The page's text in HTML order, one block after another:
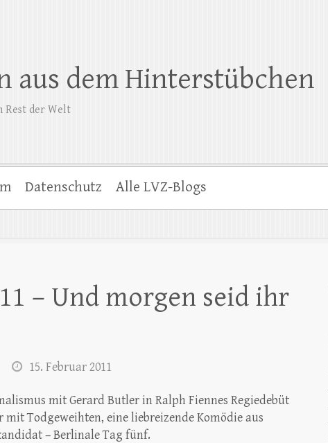
aus dem Hinterstübchen
Rest der Welt
Datenschutz Alle LVZ-Blogs
– Und morgen seid ihr
15. Februar 2011
mit Gerard Butler in Ralph Fiennes Regiedebüt
mit Todgeweihten, eine liebreizende Komödie aus
– Berlinale Tag fünf.